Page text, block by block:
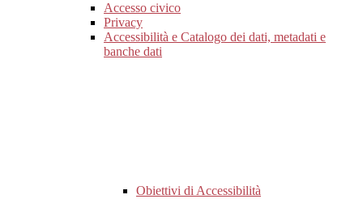
Accesso civico
Privacy
Accessibilità e Catalogo dei dati, metadati e
banche dati
Obiettivi di Accessibilità